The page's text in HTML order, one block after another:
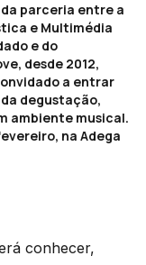
da parceria entre a
e Multimédia
e do
desde 2012,
a entrar
degustação,
ambiente musical.
na Adega
conhecer,